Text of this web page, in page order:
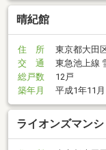
晴紀館
住 所
東京都大田
交 通
東急池上線
総戸数
12戸
築年月
平成1年11月
ライオンズマン